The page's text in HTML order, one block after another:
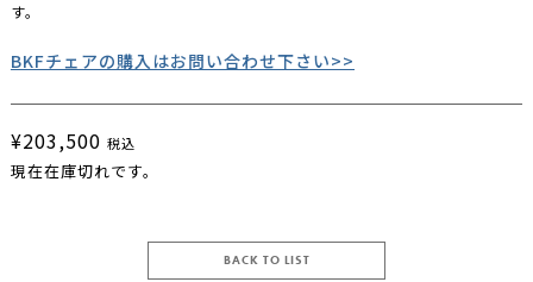
す。
BKFチェアの購入はお問い合わせ下さい>>
¥203,500 税込
現在在庫切れです。
BACK TO LIST